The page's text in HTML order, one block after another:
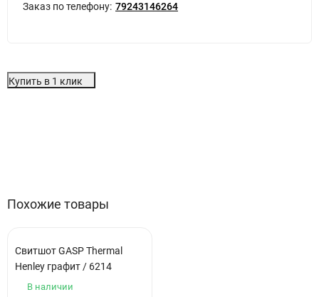
Заказ по телефону: 79243146264
Купить в 1 клик
Похожие товары
Свитшот GASP Thermal
Henley графит / 6214
В наличии